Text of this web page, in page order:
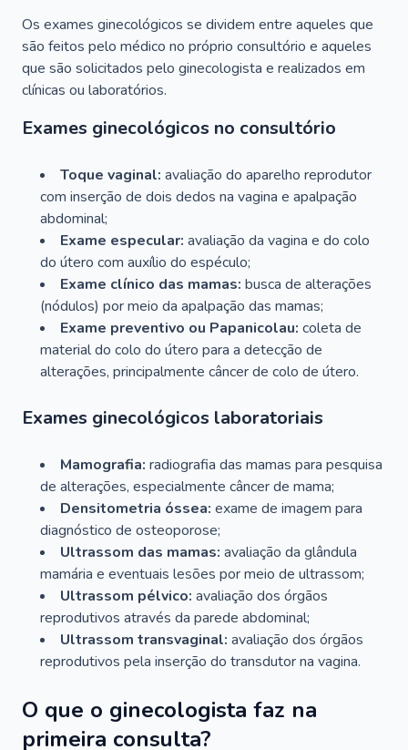
Os exames ginecológicos se dividem entre aqueles que
são feitos pelo médico no próprio consultório e aqueles
que são solicitados pelo ginecologista e realizados em
clínicas ou laboratórios.
Exames ginecológicos no consultório
Toque vaginal: avaliação do aparelho reprodutor
com inserção de dois dedos na vagina e apalpação
abdominal;
Exame especular: avaliação da vagina e do colo
do útero com auxílio do espéculo;
Exame clínico das mamas: busca de alterações
(nódulos) por meio da apalpação das mamas;
Exame preventivo ou Papanicolau: coleta de
material do colo do útero para a detecção de
alterações, principalmente câncer de colo de útero.
Exames ginecológicos laboratoriais
Mamografia: radiografia das mamas para pesquisa
de alterações, especialmente câncer de mama;
Densitometria óssea: exame de imagem para
diagnóstico de osteoporose;
Ultrassom das mamas: avaliação da glândula
mamária e eventuais lesões por meio de ultrassom;
Ultrassom pélvico: avaliação dos órgãos
reprodutivos através da parede abdominal;
Ultrassom transvaginal: avaliação dos órgãos
reprodutivos pela inserção do transdutor na vagina.
O que o ginecologista faz na
primeira consulta?